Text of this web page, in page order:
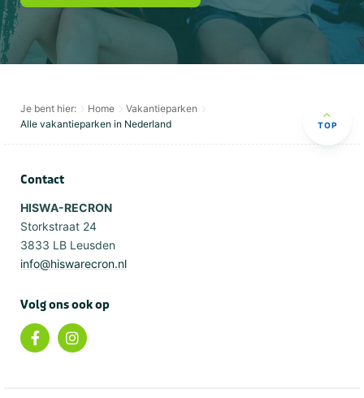
Je bent hier: Home
Vakantieparken
Alle vakantieparken in Nederland
TOP
Contact
HISWA-RECRON
Storkstraat 24
3833 LB Leusden
info@hiswarecron.nl
Volg ons ook op